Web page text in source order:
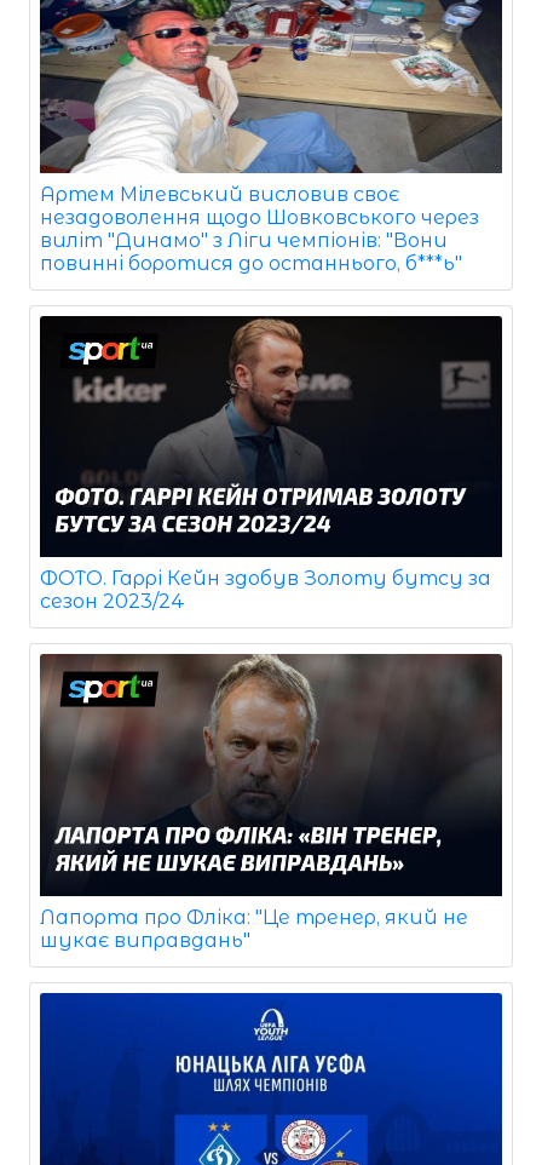
Артем Мілевський висловив своє
незадоволення щодо Шовковського через
виліт "Динамо" з Ліги чемпіонів: "Вони
повинні боротися до останнього, б***ь"
ФОТО. Гаррі Кейн здобув Золоту бутсу за
сезон 2023/24
Лапорта про Фліка: "Це тренер, який не
шукає виправдань"